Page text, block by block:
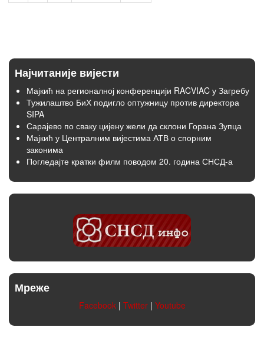
Најчитаније вијести
Мајкић на регионалној конференцији RACVIAC у Загребу
Тужилаштво БиХ подигло оптужницу против директора
SIPA
Сарајево по сваку цијену жели да склони Горана Зупца
Мајкић у Централним вијестима АТВ о спорним
законима
Погледајте кратки филм поводом 20. година СНСД-а
Мреже
Facebook| Twitter| Youtube